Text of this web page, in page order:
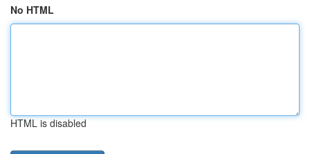
No HTML
HTML is disabled